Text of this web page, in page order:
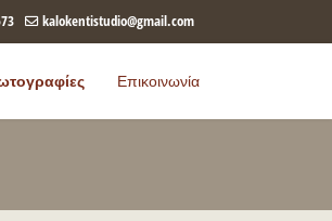
kalokentistudio@gmail.com
Επικοινωνία